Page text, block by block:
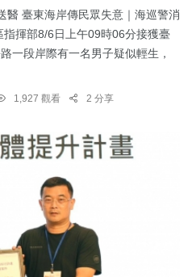
醫 臺東海岸傳民眾失意｜海巡警消
揮部8/6日上午09時06分接獲臺
一段岸際有一名男子疑似輕生，
1,927 觀看 2 分享